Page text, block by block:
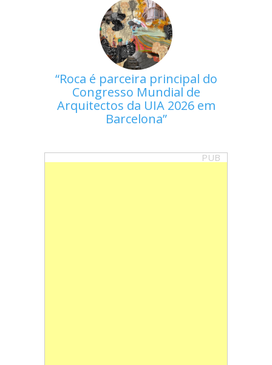
Roca é parceira principal do
Congresso Mundial de
Arquitectos da UIA 2026 em
Barcelona
PUB